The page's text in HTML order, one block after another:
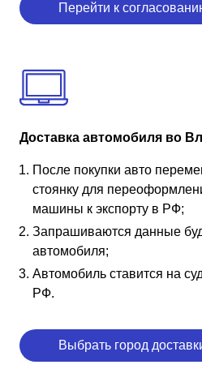
Перейти к
Доставка автомобиля во
После покупки авто
стоянку для
машины к экспорту в РФ;
Запрашиваются данные
автомобиля;
Автомобиль ставится на
РФ.
Выбрать город